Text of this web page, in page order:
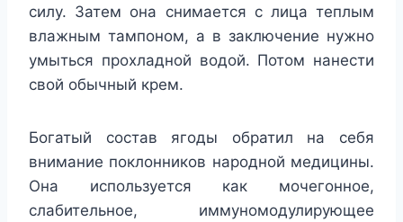
силу. Затем она снимается с лица теплым
влажным тампоном, а в заключение нужно
умыться прохладной водой. Потом нанести
свой обычный крем.
Богатый состав ягоды обратил на себя
внимание поклонников народной медицины.
Она используется как мочегонное,
слабительное, иммуномодулирующее